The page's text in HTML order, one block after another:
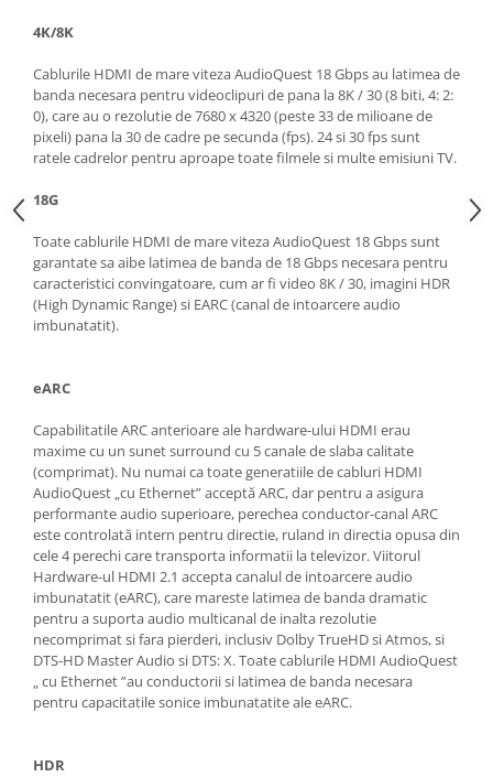
4K/8K
Cablurile HDMI de mare viteza AudioQuest 18 Gbps au latimea de
banda necesara pentru videoclipuri de pana la 8K / 30 (8 biti, 4: 2:
0), care au o rezolutie de 7680 x 4320 (peste 33 de milioane de
pixeli) pana la 30 de cadre pe secunda (fps). 24 si 30 fps sunt
ratele cadrelor pentru aproape toate filmele si multe emisiuni TV.
18G
Toate cablurile HDMI de mare viteza AudioQuest 18 Gbps sunt
garantate sa aibe latimea de banda de 18 Gbps necesara pentru
caracteristici convingatoare, cum ar fi video 8K / 30, imagini HDR
(High Dynamic Range) si EARC (canal de intoarcere audio
imbunatatit).
eARC
Capabilitatile ARC anterioare ale hardware-ului HDMI erau
maxime cu un sunet surround cu 5 canale de slaba calitate
(comprimat). Nu numai ca toate generatiile de cabluri HDMI
AudioQuest „cu Ethernet” acceptă ARC, dar pentru a asigura
performante audio superioare, perechea conductor-canal ARC
este controlată intern pentru directie, ruland in directia opusa din
cele 4 perechi care transporta informatii la televizor. Viitorul
Hardware-ul HDMI 2.1 accepta canalul de intoarcere audio
imbunatatit (eARC), care mareste latimea de banda dramatic
pentru a suporta audio multicanal de inalta rezolutie
necomprimat si fara pierderi, inclusiv Dolby TrueHD si Atmos, si
DTS-HD Master Audio si DTS: X. Toate cablurile HDMI AudioQuest
„ cu Ethernet ”au conductorii si latimea de banda necesara
pentru capacitatile sonice imbunatatite ale eARC.
HDR